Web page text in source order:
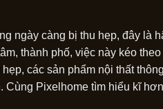
ngày càng bị thu hẹp, đây là
thành phố, việc này kéo
các sản phẩm nội thất
Pixelhome tìm hiểu kĩ